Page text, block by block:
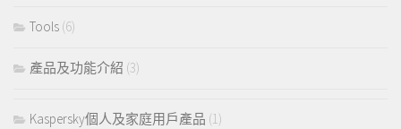
Tools (6)
產品及功能介紹 (3)
Kaspersky個人及家庭用戶產品 (1)